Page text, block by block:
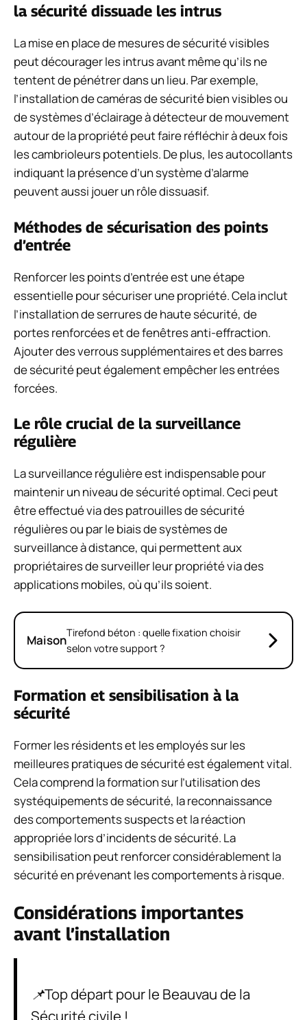
la sécurité dissuade les intrus
La mise en place de mesures de sécurité visibles
peut décourager les intrus avant même qu’ils ne
tentent de pénétrer dans un lieu. Par exemple,
l’installation de caméras de sécurité bien visibles ou
de systèmes d’éclairage à détecteur de mouvement
autour de la propriété peut faire réfléchir à deux fois
les cambrioleurs potentiels. De plus, les autocollants
indiquant la présence d’un système d’alarme
peuvent aussi jouer un rôle dissuasif.
Méthodes de sécurisation des points
d’entrée
Renforcer les points d’entrée est une étape
essentielle pour sécuriser une propriété. Cela inclut
l’installation de serrures de haute sécurité, de
portes renforcées et de fenêtres anti-effraction.
Ajouter des verrous supplémentaires et des barres
de sécurité peut également empêcher les entrées
forcées.
Le rôle crucial de la surveillance
régulière
La surveillance régulière est indispensable pour
maintenir un niveau de sécurité optimal. Ceci peut
être effectué via des patrouilles de sécurité
régulières ou par le biais de systèmes de
surveillance à distance, qui permettent aux
propriétaires de surveiller leur propriété via des
applications mobiles, où qu’ils soient.
MaisonTirefond béton : quelle fixation choisir
selon votre support ?
Formation et sensibilisation à la
sécurité
Former les résidents et les employés sur les
meilleures pratiques de sécurité est également vital.
Cela comprend la formation sur l’utilisation des
systéquipements de sécurité, la reconnaissance
des comportements suspects et la réaction
appropriée lors d’incidents de sécurité. La
sensibilisation peut renforcer considérablement la
sécurité en prévenant les comportements à risque.
Considérations importantes
avant l’installation
📌Top départ pour le Beauvau de la
Sécurité civile !